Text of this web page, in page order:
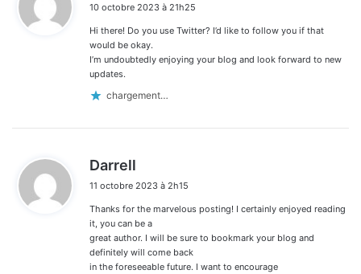
t
:
10 octobre 2023 à 21h25
Hi there! Do you use Twitter? I’d like to follow you if that
would be okay.
I’m undoubtedly enjoying your blog and look forward to new
updates.
chargement…
Darrell
t
:
11 octobre 2023 à 2h15
Thanks for the marvelous posting! I certainly enjoyed reading
it, you can be a
great author. I will be sure to bookmark your blog and
definitely will come back
in the foreseeable future. I want to encourage